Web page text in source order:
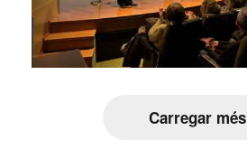
Carregar més